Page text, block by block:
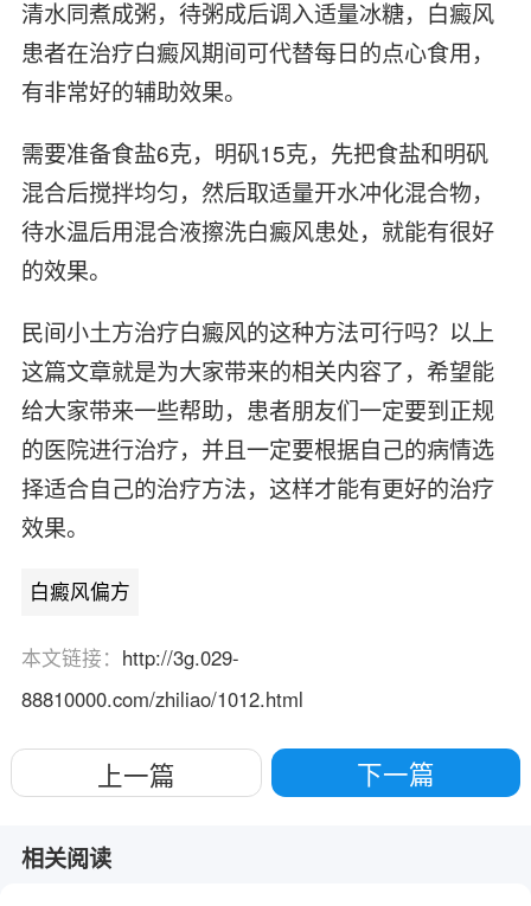
清水同煮成粥，待粥成后调入适量冰糖，白癜风
患者在治疗白癜风期间可代替每日的点心食用，
有非常好的辅助效果。
需要准备食盐6克，明矾15克，先把食盐和明矾
混合后搅拌均匀，然后取适量开水冲化混合物，
待水温后用混合液擦洗白癜风患处，就能有很好
的效果。
民间小土方治疗白癜风的这种方法可行吗？以上
这篇文章就是为大家带来的相关内容了，希望能
给大家带来一些帮助，患者朋友们一定要到正规
的医院进行治疗，并且一定要根据自己的病情选
择适合自己的治疗方法，这样才能有更好的治疗
效果。
白癜风偏方
本文链接： http://3g.029-
88810000.com/zhiliao/1012.html
上一篇 下一篇
相关阅读